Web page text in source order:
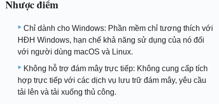
Nhược điểm
Chỉ dành cho Windows: Phần mềm chỉ tương thích với
HĐH Windows, hạn chế khả năng sử dụng của nó đối
với người dùng macOS và Linux.
Không hỗ trợ đám mây trực tiếp: Không cung cấp tích
hợp trực tiếp với các dịch vụ lưu trữ đám mây, yêu cầu
tải lên và tải xuống thủ công.